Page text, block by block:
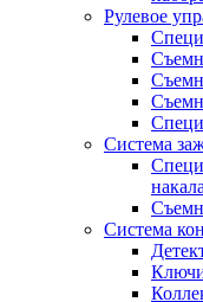
Рулевое
Система
накала
Система